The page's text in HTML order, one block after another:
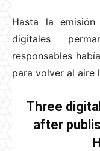
Hasta la
digitales
responsables
para volver al aire
Three
after